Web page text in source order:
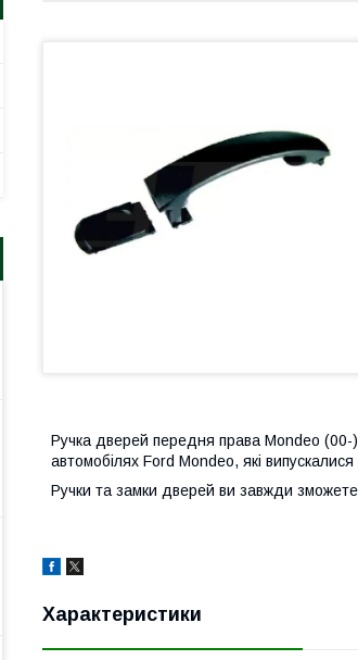
Ручка дверей передня права Mondeo (00-)
автомобілях Ford Mondeo, які
Ручки та замки дверей ви завжди
Характеристики